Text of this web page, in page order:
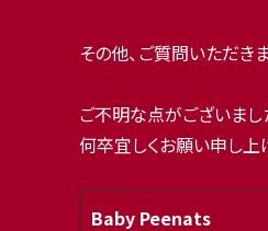
その他、ご質問いただき
ご不明な点がございまし
何卒宜しくお願い申し上
Baby Peenats